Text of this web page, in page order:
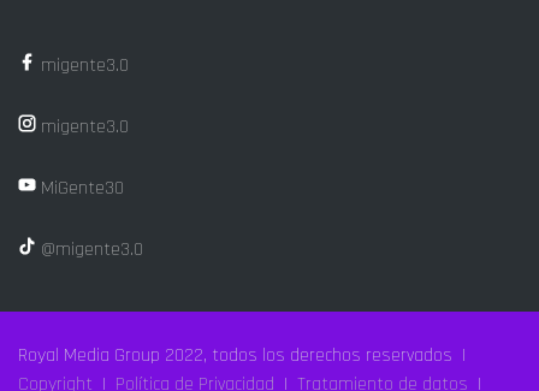
migente3.0
migente3.0
MiGente30
@migente3.0
Royal Media Group 2022, todos los derechos reservados |
Copyright | Política de Privacidad | Tratamiento de datos |